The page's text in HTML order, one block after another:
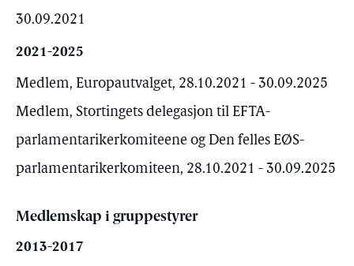
30.09.2021
2021-2025
Medlem, Europautvalget, 28.10.2021 - 30.09.2025
Medlem, Stortingets delegasjon til EFTA-
parlamentarikerkomiteene og Den felles EØS-
parlamentarikerkomiteen, 28.10.2021 - 30.09.2025
Medlemskap i gruppestyrer
2013-2017